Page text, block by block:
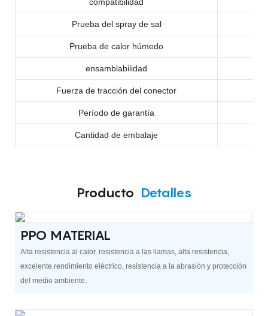
Prueba del spray de sal
Prueba de calor húmedo
ensamblabilidad
Fuerza de tracción del conector
Período de garantía
Cantidad de embalaje
Producto Detalles
PPO MATERIAL
Alta resistencia al calor, resistencia a las llamas, alta resistencia,
excelente rendimiento eléctrico, resistencia a la abrasión y protección
del medio ambiente.